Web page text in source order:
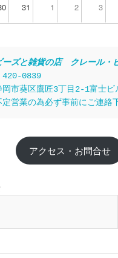
31 1 2 3
ーズと雑貨の店　クレール・
420-0839
岡市葵区鷹匠3丁目2-1富士ビ
定営業の為必ず事前にご連絡
アクセス・お問合せ